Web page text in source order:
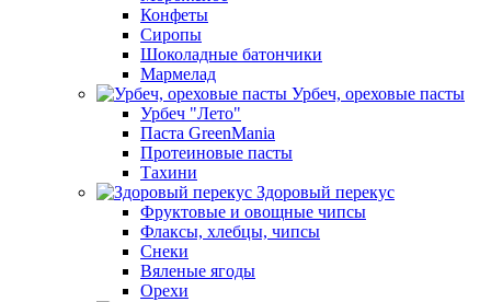
Конфеты
Сиропы
Шоколадные батончики
Мармелад
Урбеч, ореховые пасты
Урбеч "Лето"
Паста GreenMania
Протеиновые пасты
Тахини
Здоровый перекус
Фруктовые и овощные чипсы
Флаксы, хлебцы, чипсы
Снеки
Вяленые ягоды
Орехи